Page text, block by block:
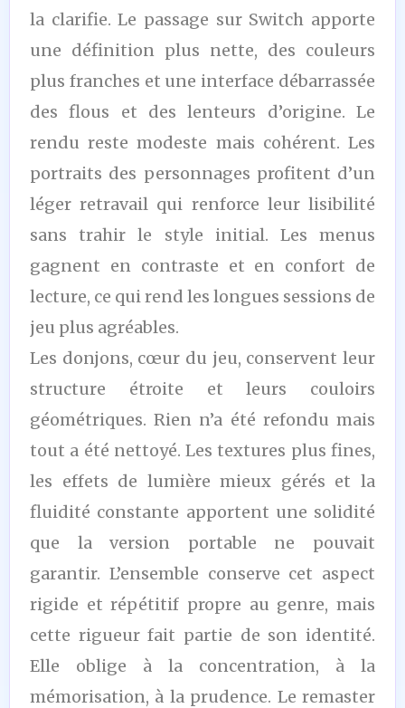
la clarifie. Le passage sur Switch apporte
une définition plus nette, des couleurs
plus franches et une interface débarrassée
des flous et des lenteurs d’origine. Le
rendu reste modeste mais cohérent. Les
portraits des personnages profitent d’un
léger retravail qui renforce leur lisibilité
sans trahir le style initial. Les menus
gagnent en contraste et en confort de
lecture, ce qui rend les longues sessions de
jeu plus agréables.
Les donjons, cœur du jeu, conservent leur
structure étroite et leurs couloirs
géométriques. Rien n’a été refondu mais
tout a été nettoyé. Les textures plus fines,
les effets de lumière mieux gérés et la
fluidité constante apportent une solidité
que la version portable ne pouvait
garantir. L’ensemble conserve cet aspect
rigide et répétitif propre au genre, mais
cette rigueur fait partie de son identité.
Elle oblige à la concentration, à la
mémorisation, à la prudence. Le remaster